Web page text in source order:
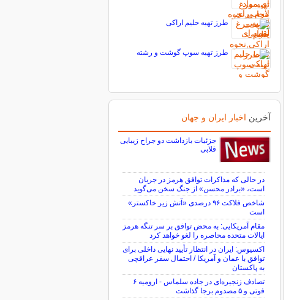
طرز تهیه حلیم اراکی
طرز تهیه سوپ گوشت و رشته
آخرین اخبار ایران و جهان
جزئیات بازداشت دو جراح زیبایی
قلابی
در حالی که مذاکرات توافق هرمز در جریان
است، «برادر محسن» از جنگ سخن می‌گوید
شاخص فلاکت ۹۶ درصدی «آتش زیر خاکستر»
است
مقام آمریکایی: به محض توافق بر سر تنگه هرمز
ایالات متحده محاصره را لغو خواهد کرد
اکسیوس: ایران در انتظار تأیید نهایی داخلی برای
توافق با عمان و آمریکا / احتمال سفر عراقچی
به پاکستان
تصادف زنجیره‌ای در جاده سلماس - ارومیه ۶
فوتی و ۵ مصدوم برجا گذاشت